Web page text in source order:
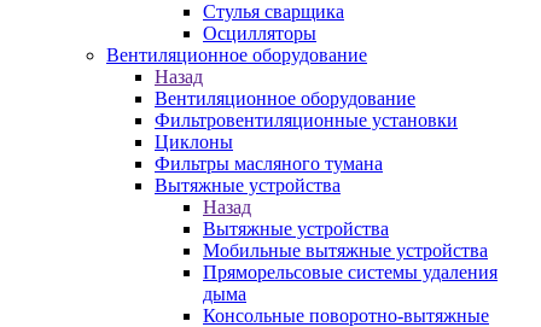
Стулья сварщика
Осцилляторы
Вентиляционное оборудование
Назад
Вентиляционное оборудование
Фильтровентиляционные установки
Циклоны
Фильтры масляного тумана
Вытяжные устройства
Назад
Вытяжные устройства
Мобильные вытяжные устройства
Пряморельсовые системы удаления
дыма
Консольные поворотно-вытяжные